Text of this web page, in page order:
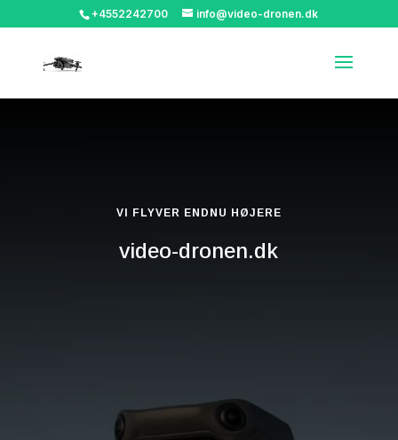
+4552242700 info@video-dronen.dk
VI FLYVER ENDNU HØJERE
video-dronen.dk